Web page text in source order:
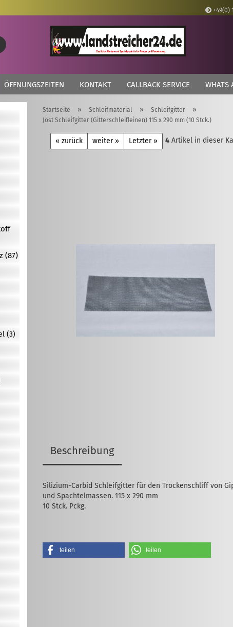
+49(0)
Lieferland
Suche...
ÖFFNUNGSZEITEN KONTAKT CALLBACK SERVICE WHATS
Startseite » Schleifmaterial » Schleifgitter »
Jöst Schleifgitter (Gitterschleifleinen) 115 x 290 mm (10 Stck.)
« zurück weiter » Letzter » 4 Artikel in dieser
Beschreibung
Silizium-Carbid Schleifgitter für den Trockenschliff von
und Spachtelmassen. 115 x 290 mm
10 Stck. Pckg.
teilen teilen
(87)
(3)